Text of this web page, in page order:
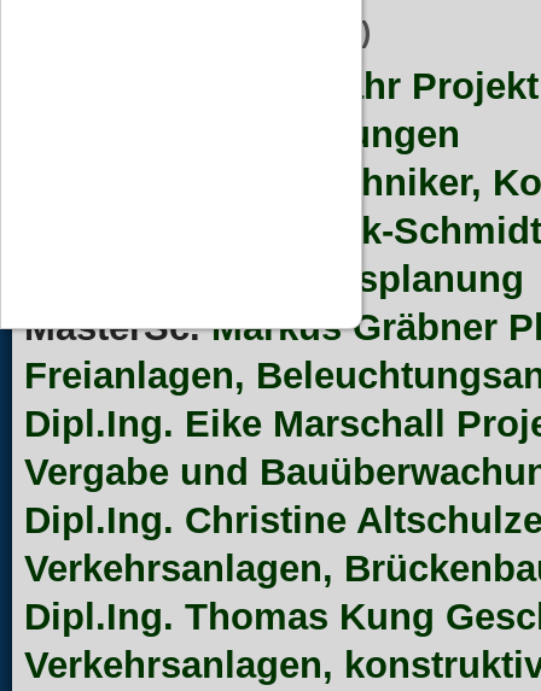
(v.l.n.r)
Dipl.Ing. Jürgen Zahr
Beleuchtungsplanungen
Bautechniker,
Dipl.Ing. Ines Noack-Schmidt
Tragwerksplanung
MasterSc.Markus Gräbner
Freianlagen,
Dipl.Ing. Eike Marschall
Vergabe und
Dipl.Ing. Christine
Verkehrsanlagen,
Dipl.Ing. Thomas Kung
Verkehrsanlagen,